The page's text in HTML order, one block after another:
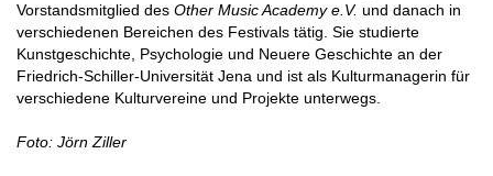
Vorstandsmitglied des Other Music Academy e.V. und danach in
verschiedenen Bereichen des Festivals tätig. Sie studierte
Kunstgeschichte, Psychologie und Neuere Geschichte an der
Friedrich-Schiller-Universität Jena und ist als Kulturmanagerin für
verschiedene Kulturvereine und Projekte unterwegs.
Foto: Jörn Ziller